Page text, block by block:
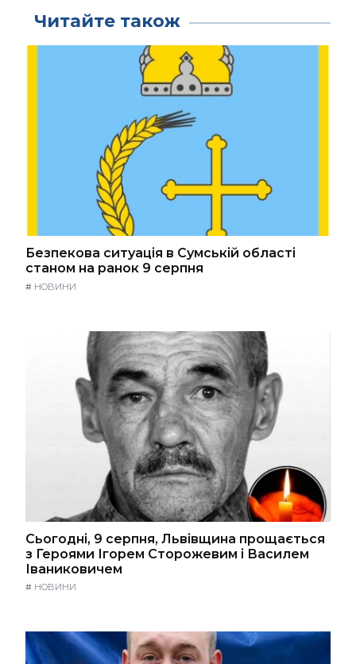
Читайте також
Безпекова ситуація в Сумській області
станом на ранок 9 серпня
# НОВИНИ
Сьогодні, 9 серпня, Львівщина прощається
з Героями Ігорем Сторожевим і Василем
Іваниковичем
# НОВИНИ